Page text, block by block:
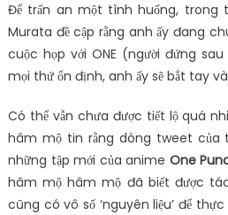
Để trấn an một tình huống, trong
Murata đề cập rằng anh ấy đang
cuộc họp với ONE (người đứng
mọi thứ ổn định, anh ấy sẽ bắt tay
Có thể vẫn chưa được tiết lộ quá
hâm mộ tin rằng dòng tweet của
những tập mới của anime One
hâm mộ hâm mộ đã biết được
cũng có vô số ‘nguyên liệu’ để